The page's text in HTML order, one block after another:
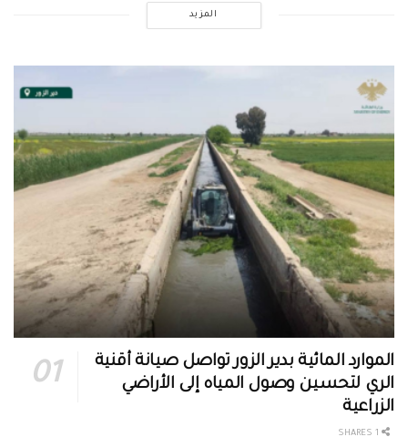
المزيد
الموارد المائية بدير الزور تواصل صيانة أقنية
الري لتحسين وصول المياه إلى الأراضي
الزراعية